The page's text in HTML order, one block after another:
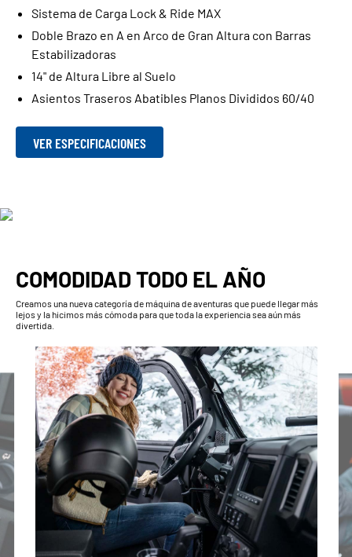
Sistema de Carga Lock & Ride MAX
Doble Brazo en A en Arco de Gran Altura con Barras
Estabilizadoras
14" de Altura Libre al Suelo
Asientos Traseros Abatibles Planos Divididos 60/40
VER ESPECIFICACIONES
COMODIDAD TODO EL AÑO
Creamos una nueva categoría de máquina de aventuras que puede llegar más
lejos y la hicimos más cómoda para que toda la experiencia sea aún más
divertida.